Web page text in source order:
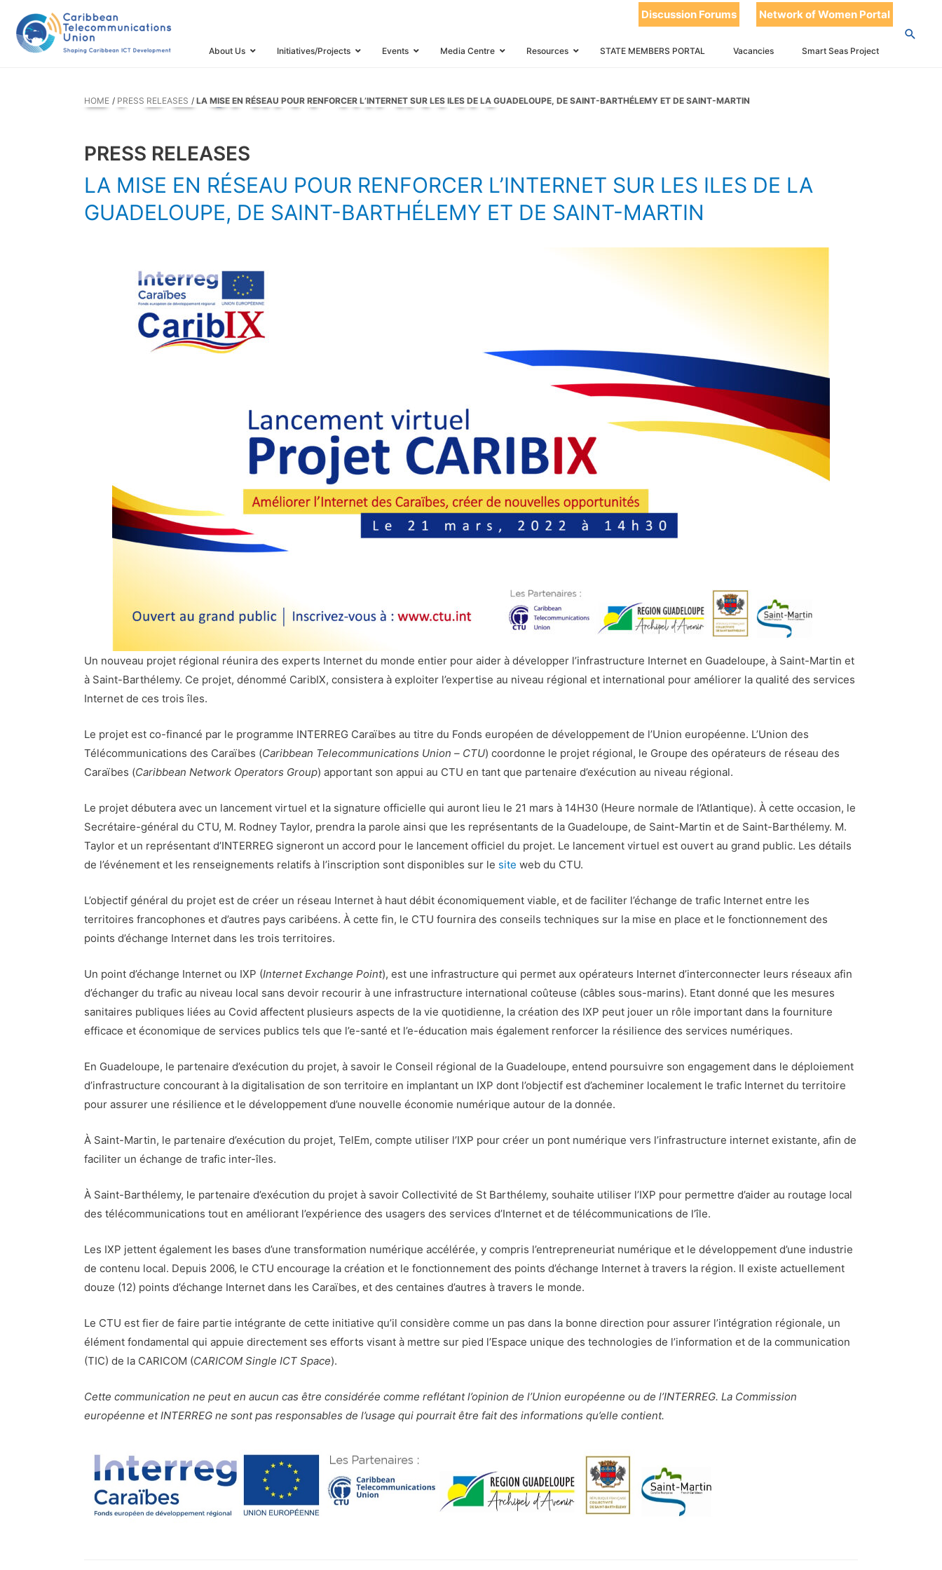
Discussion Forums Network of Women Portal
About Us Initiatives/Projects Events Media Centre Resources STATE MEMBERS PORTAL Vacancies Smart Seas Project
HOME PRESS RELEASES LA MISE EN RÉSEAU POUR RENFORCER L’INTERNET SUR LES ILES DE LA GUADELOUPE, DE SAINT-BARTHÉLEMY ET DE SAINT-MARTIN
PRESS RELEASES
LA MISE EN RÉSEAU POUR RENFORCER L’INTERNET SUR LES ILES DE LA
GUADELOUPE, DE SAINT-BARTHÉLEMY ET DE SAINT-MARTIN
GUADELOUPE, DE SAINT-BARTHÉLEMY
ET DE SAINT-MARTIN
Un nouveau projet régional réunira des experts Internet du monde entier pour aider à développer l’infrastructure Internet en Guadeloupe, à Saint-Martin et
à Saint-Barthélemy. Ce projet, dénommé CaribIX, consistera à exploiter l’expertise au niveau régional et international pour améliorer la qualité des services
Internet de ces trois îles.
Le projet est co-financé par le programme INTERREG Caraïbes au titre du Fonds européen de développement de l’Union européenne. L’Union des
Télécommunications des Caraïbes (Caribbean Telecommunications Union – CTU) coordonne le projet régional, le Groupe des opérateurs de réseau des
Caraïbes (Caribbean Network Operators Group) apportant son appui au CTU en tant que partenaire d’exécution au niveau régional.
Le projet débutera avec un lancement virtuel et la signature officielle qui auront lieu le 21 mars à 14H30 (Heure normale de l’Atlantique). À cette occasion, le
Secrétaire-général du CTU, M. Rodney Taylor, prendra la parole ainsi que les représentants de la Guadeloupe, de Saint-Martin et de Saint-Barthélemy. M.
Taylor et un représentant d’INTERREG signeront un accord pour le lancement officiel du projet. Le lancement virtuel est ouvert au grand public. Les détails
de l’événement et les renseignements relatifs à l’inscription sont disponibles sur le site web du CTU.
L’objectif général du projet est de créer un réseau Internet à haut débit économiquement viable, et de faciliter l’échange de trafic Internet entre les
territoires francophones et d’autres pays caribéens. À cette fin, le CTU fournira des conseils techniques sur la mise en place et le fonctionnement des
points d’échange Internet dans les trois territoires.
Un point d’échange Internet ou IXP (Internet Exchange Point), est une infrastructure qui permet aux opérateurs Internet d’interconnecter leurs réseaux afin
d’échanger du trafic au niveau local sans devoir recourir à une infrastructure international coûteuse (câbles sous-marins). Etant donné que les mesures
sanitaires publiques liées au Covid affectent plusieurs aspects de la vie quotidienne, la création des IXP peut jouer un rôle important dans la fourniture
efficace et économique de services publics tels que l’e-santé et l’e-éducation mais également renforcer la résilience des services numériques.
En Guadeloupe, le partenaire d’exécution du projet, à savoir le Conseil régional de la Guadeloupe, entend poursuivre son engagement dans le déploiement
d’infrastructure concourant à la digitalisation de son territoire en implantant un IXP dont l’objectif est d’acheminer localement le trafic Internet du territoire
pour assurer une résilience et le développement d’une nouvelle économie numérique autour de la donnée.
À Saint-Martin, le partenaire d’exécution du projet, TelEm, compte utiliser l’IXP pour créer un pont numérique vers l’infrastructure internet existante, afin de
faciliter un échange de trafic inter-îles.
À Saint-Barthélemy, le partenaire d’exécution du projet à savoir Collectivité de St Barthélemy, souhaite utiliser l’IXP pour permettre d’aider au routage local
des télécommunications tout en améliorant l’expérience des usagers des services d’Internet et de télécommunications de l’île.
Les IXP jettent également les bases d’une transformation numérique accélérée, y compris l’entrepreneuriat numérique et le développement d’une industrie
de contenu local. Depuis 2006, le CTU encourage la création et le fonctionnement des points d’échange Internet à travers la région. Il existe actuellement
douze (12) points d’échange Internet dans les Caraïbes, et des centaines d’autres à travers le monde.
Le CTU est fier de faire partie intégrante de cette initiative qu’il considère comme un pas dans la bonne direction pour assurer l’intégration régionale, un
élément fondamental qui appuie directement ses efforts visant à mettre sur pied l’Espace unique des technologies de l’information et de la communication
(TIC) de la CARICOM (CARICOM Single ICT Space).
Cette communication ne peut en aucun cas être considérée comme reflétant l’opinion de l’Union européenne ou de l’INTERREG. La Commission
européenne et INTERREG ne sont pas responsables de l’usage qui pourrait être fait des informations qu’elle contient.